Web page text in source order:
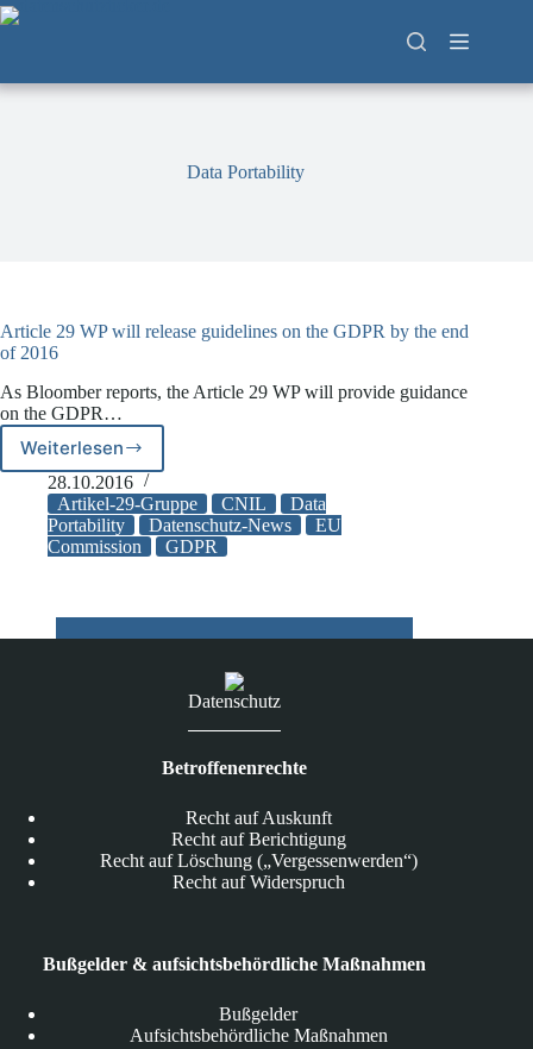
Zum
Inhalt
Data Portability
Article 29 WP will release guidelines on the GDPR by the end
of 2016
As Bloomber reports, the Article 29 WP will provide guidance
on the GDPR…
Weiterlesen
Article
29
WP
will
release
the
GDPR
28.10.2016
Artikel-29-Gruppe
CNIL
Data
Portability
Datenschutz-News
EU
Commission
GDPR
Datenschutz
Betroffenenrechte
Recht auf Auskunft
Recht auf Berichtigung
Recht auf Löschung („Vergessenwerden“)
Recht auf Widerspruch
Bußgelder & aufsichtsbehördliche Maßnahmen
Bußgelder
Aufsichtsbehördliche Maßnahmen